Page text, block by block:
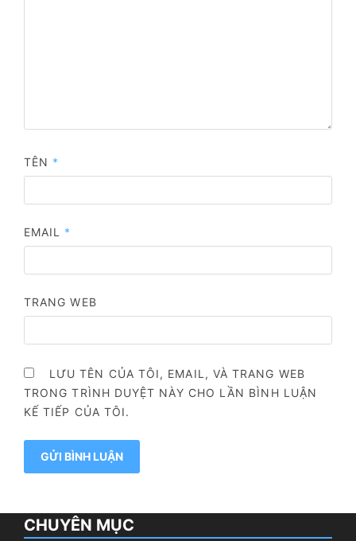
TÊN *
EMAIL *
TRANG WEB
LƯU TÊN CỦA TÔI, EMAIL, VÀ TRANG WEB
TRONG TRÌNH DUYỆT NÀY CHO LẦN BÌNH LUẬN
KẾ TIẾP CỦA TÔI.
CHUYÊN MỤC